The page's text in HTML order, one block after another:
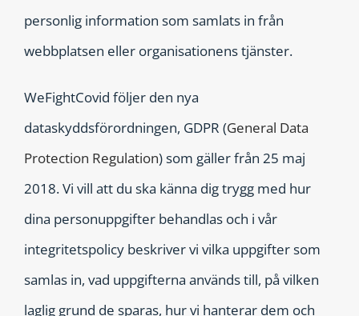
personlig information som samlats in från
webbplatsen eller organisationens tjänster.
WeFightCovid följer den nya
dataskyddsförordningen, GDPR (General Data
Protection Regulation) som gäller från 25 maj
2018. Vi vill att du ska känna dig trygg med hur
dina personuppgifter behandlas och i vår
integritetspolicy beskriver vi vilka uppgifter som
samlas in, vad uppgifterna används till, på vilken
laglig grund de sparas, hur vi hanterar dem och